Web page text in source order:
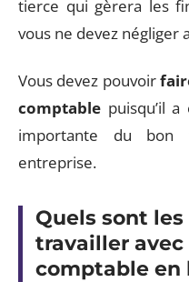
tierce qui gèrera les
vous ne devez négliger
Vous devez pouvoir
comptable puisqu’il
importante du bon
entreprise.
Quels sont
travailler
comptable en